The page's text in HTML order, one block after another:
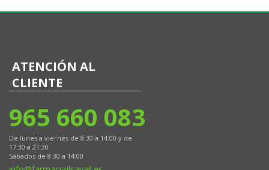
ATENCIÓN AL
CLIENTE
965 660 083
De lunes a viernes de 8:30 a 14:00 y de
17:30 a 21:30
Sábados de 8:30 a 14:00